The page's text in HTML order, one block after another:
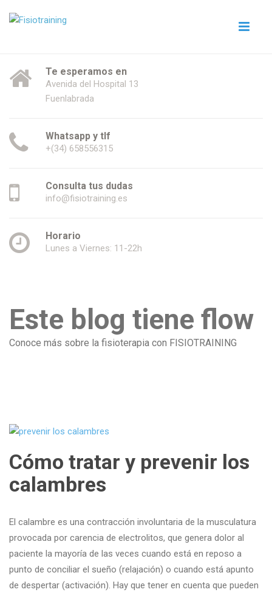
Te esperamos en
Avenida del Hospital 13
Fuenlabrada
Whatsapp y tlf
+(34) 658556315
Consulta tus dudas
info@fisiotraining.es
Horario
Lunes a Viernes: 11-22h
Este blog tiene flow
Conoce más sobre la fisioterapia con FISIOTRAINING
Cómo tratar y prevenir los
calambres
El calambre es una contracción involuntaria de la musculatura
provocada por carencia de electrolitos, que genera dolor al
paciente la mayoría de las veces cuando está en reposo a
punto de conciliar el sueño (relajación) o cuando está apunto
de despertar (activación). Hay que tener en cuenta que pueden